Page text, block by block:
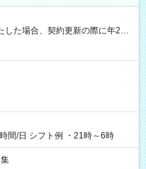
した場合、契約更新の際に年2回
途支給 ※深夜割増賃金 (22:00～
間】試用期間
用形態、給与は本採用時と同じ
間/日 シフト例 ・21時～6時